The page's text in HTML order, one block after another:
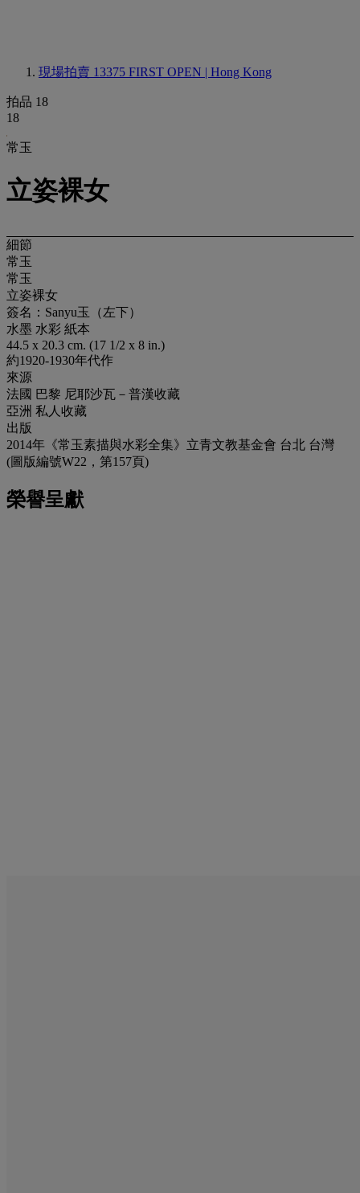
現場拍賣 13375 FIRST OPEN | Hong Kong
拍品 18
18
常玉
立姿裸女
細節
常玉
常玉
立姿裸女
簽名：Sanyu玉（左下）
水墨 水彩 紙本
44.5 x 20.3 cm. (17 1/2 x 8 in.)
約1920-1930年代作
來源
法國 巴黎 尼耶沙瓦－普漢收藏
亞洲 私人收藏
出版
2014年《常玉素描與水彩全集》立青文教基金會 台北 台灣
(圖版編號W22，第157頁)
榮譽呈獻